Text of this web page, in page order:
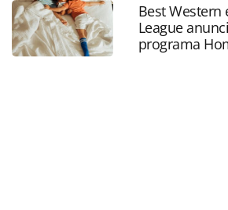
Todo o conteúdo produzido pela
protegido pela legislação brasileira
Não reproduza o conteúdo sem
Best Western
League
programa